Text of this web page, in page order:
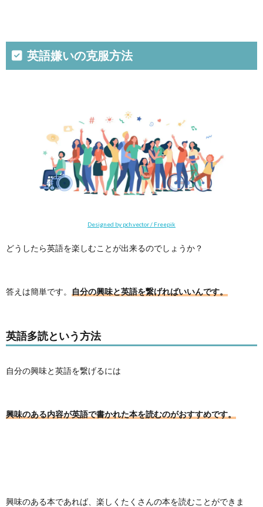
英語嫌いの克服方法
Designed by pch.vector / Freepik
どうしたら英語を楽しむことが出来るのでしょうか？
答えは簡単です。 自分の興味と英語を繋げればいいんです。
英語多読という方法
自分の興味と英語を繋げるには
興味のある内容が英語で書かれた本を読むのがおすすめです。
興味のある本であれば、楽しくたくさんの本を読むことができま